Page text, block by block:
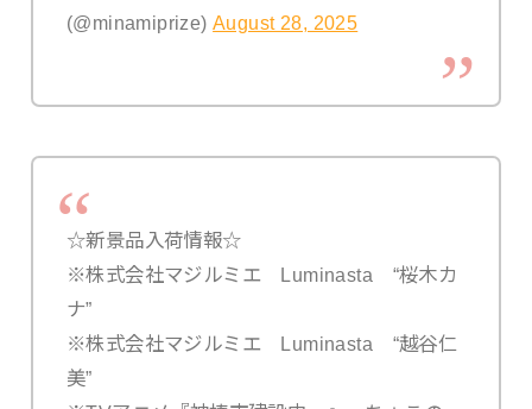
(@minamiprize) August 28, 2025
☆新景品入荷情報☆
※株式会社マジルミエ Luminasta “桜木カ
ナ”
※株式会社マジルミエ Luminasta “越谷仁
美”